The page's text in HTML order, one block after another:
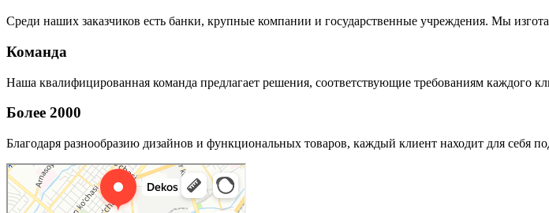
Среди наших заказчиков есть банки, крупные компании и государственные учреждения. Мы
Команда
Наша квалифицированная команда предлагает решения, соответствующие требованиям каждого
Более 2000
Благодаря разнообразию дизайнов и функциональных товаров, каждый клиент находит для себя